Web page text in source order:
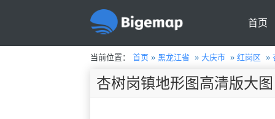
首页
当前位置： 首页» 黑龙江省 » 大庆市» 红岗区 »
杏树岗镇地形图高清版大图